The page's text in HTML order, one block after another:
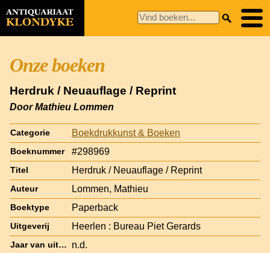
Onze boeken
Herdruk / Neuauflage / Reprint
Door Mathieu Lommen
Categorie Boekdrukkunst & Boeken
Boeknummer #298969
Titel Herdruk / Neuauflage / Reprint
Auteur Lommen, Mathieu
Boektype Paperback
Uitgeverij Heerlen : Bureau Piet Gerards
Jaar van uitgave n.d.